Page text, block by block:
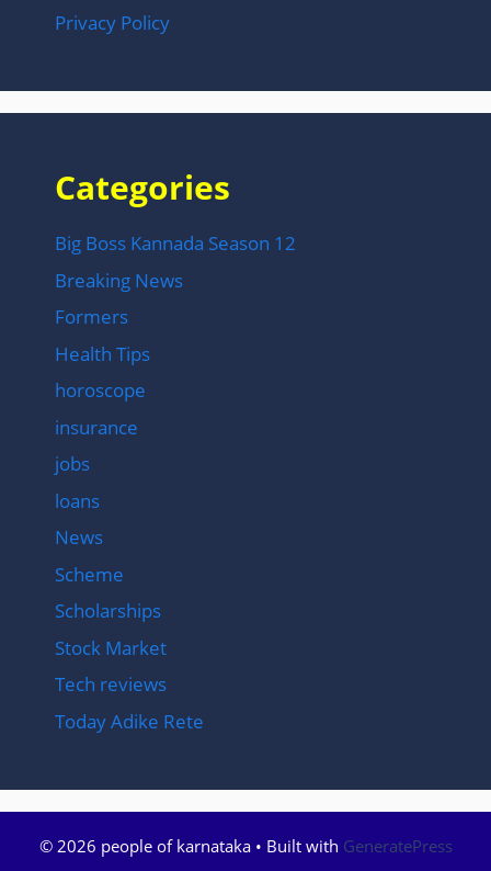
Privacy Policy
Categories
Big Boss Kannada Season 12
Breaking News
Formers
Health Tips
horoscope
insurance
jobs
loans
News
Scheme
Scholarships
Stock Market
Tech reviews
Today Adike Rete
© 2026 people of karnataka• Built with GeneratePress